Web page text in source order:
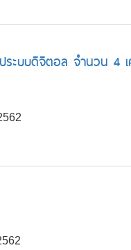
ประบบดิจิตอล จำนวน 4